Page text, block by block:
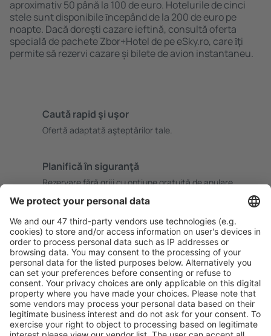
aproximativ 50 până la 100 de euro. Hotelurile de cinci
stele sunt disponibile ȋncepând de la 200 de euro pe
noapte. Dacă doreşti cazare ieftină, consultă oferta
specială de pachete Zbor+Hotel de pe eSky.ro, care ȋţi
permite să rezervi cazare și bilete de avion instantaneu.
Caută rapid şi uşor
Ofertă adaptată aşteptărilor tale.
Planifică ȋn siguranţă
Rezervare fără griji cu opțiune gratuită de anulare.
Economiseşte mai mult
Prețuri atractive și oferte speciale pentru utilizatorii
conectați.
Cazarea preferată
Alege din peste 1,3 mil. de opţiuni: hoteluri, cabane,
apartamente și altele.